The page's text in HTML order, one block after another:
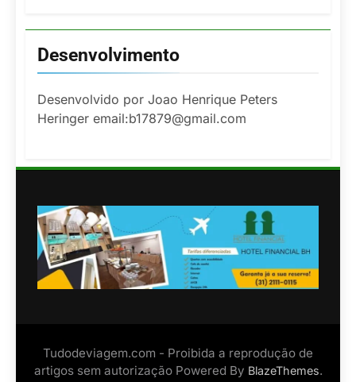
Desenvolvimento
Desenvolvido por Joao Henrique Peters
Heringer email:b17879@gmail.com
Tudodeviagem.com - Proibida a reprodução de
artigos sem autorização Powered By BlazeThemes.